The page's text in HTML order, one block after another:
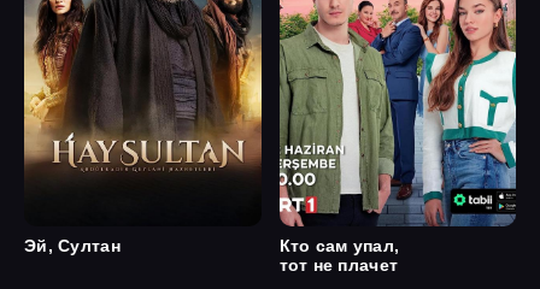
Эй, Султан
Кто сам упал,
тот не плачет